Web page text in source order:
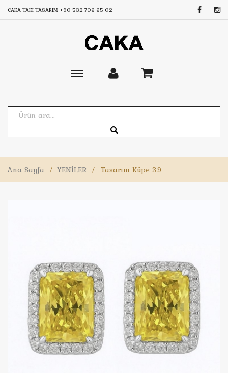
CAKA TAKI TASARIM +90 532 706 65 02
Toggle
Ana Sayfa / YENİLER / Tasarım Küpe 39